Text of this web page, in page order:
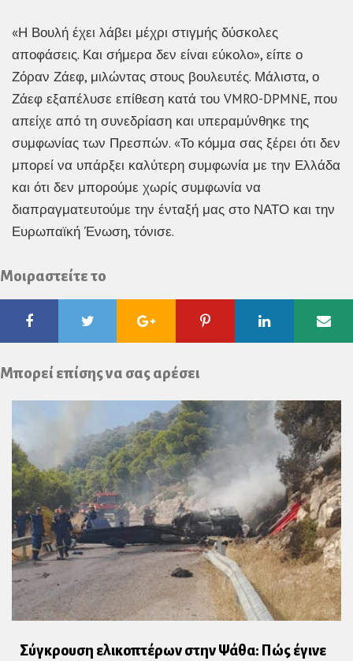
«Η Βουλή έχει λάβει μέχρι στιγμής δύσκολες
αποφάσεις. Και σήμερα δεν είναι εύκολο», είπε ο
Ζόραν Ζάεφ, μιλώντας στους βουλευτές. Μάλιστα, ο
Ζάεφ εξαπέλυσε επίθεση κατά του VMRO-DPMNE, που
απείχε από τη συνεδρίαση και υπεραμύνθηκε της
συμφωνίας των Πρεσπών. «Το κόμμα σας ξέρει ότι δεν
μπορεί να υπάρξει καλύτερη συμφωνία με την Ελλάδα
και ότι δεν μπορούμε χωρίς συμφωνία να
διαπραγματευτούμε την ένταξή μας στο ΝΑΤΟ και την
Ευρωπαϊκή Ένωση, τόνισε.
Μοιραστείτε το
FacebookTwitter Google
Plus
Pinterest Linkedin
Μπορεί επίσης να σας αρέσει
Σύγκρουση ελικοπτέρων στην Ψάθα: Πώς έγινε